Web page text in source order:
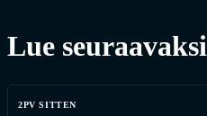
Lue seuraavaksi
2PV SITTEN